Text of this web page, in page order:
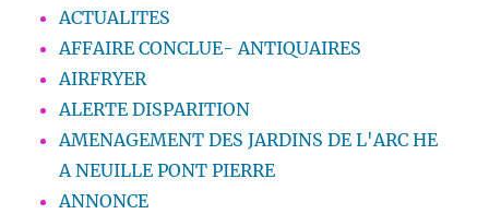
ACTUALITES
AFFAIRE CONCLUE- ANTIQUAIRES
AIRFRYER
ALERTE DISPARITION
AMENAGEMENT DES JARDINS DE L'ARC HE
A NEUILLE PONT PIERRE
ANNONCE